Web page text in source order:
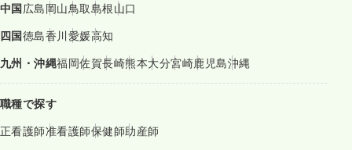
中国広島岡山鳥取島根山口
四国徳島香川愛媛高知
九州・沖縄福岡佐賀長崎熊本大分宮崎鹿児島沖縄
職種で探す
正看護師准看護師保健師助産師